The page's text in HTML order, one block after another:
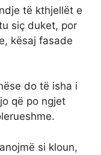
të kthjellët e
siç duket, por
kësaj fasade
do të isha i
që po ngjet
si kloun,